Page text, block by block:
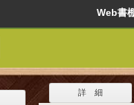
Web
詳 細